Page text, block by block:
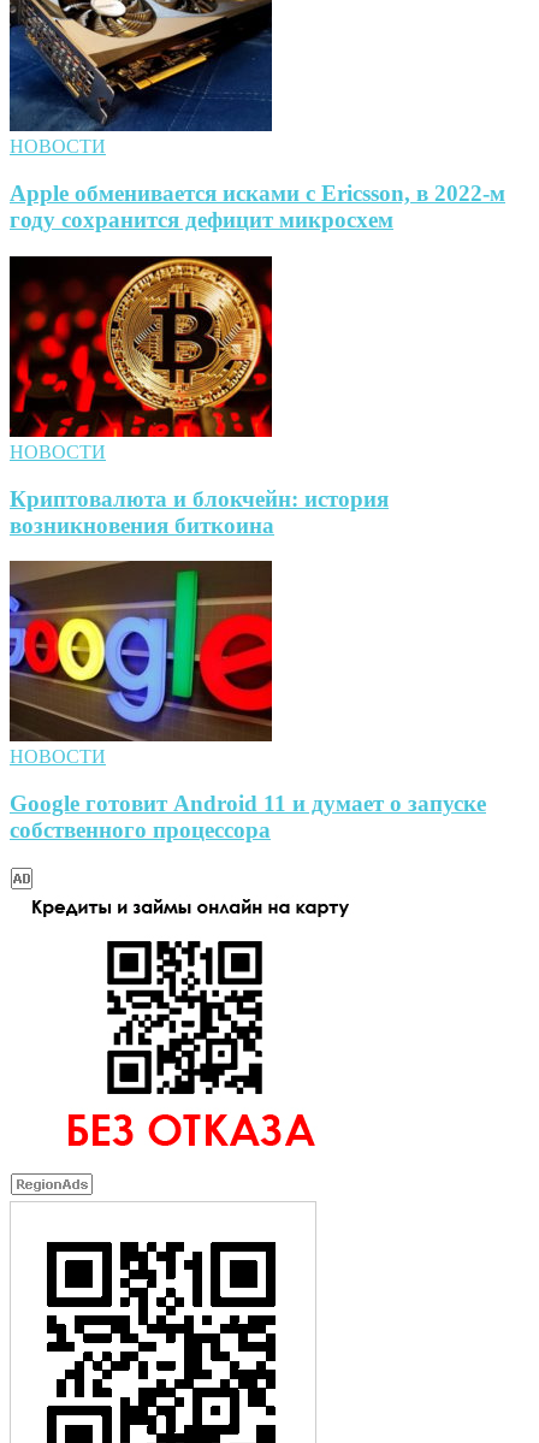
НОВОСТИ
Apple обменивается исками с Ericsson, в 2022-м
году сохранится дефицит микросхем
НОВОСТИ
Криптовалюта и блокчейн: история
возникновения биткоина
НОВОСТИ
Google готовит Android 11 и думает о запуске
собственного процессора